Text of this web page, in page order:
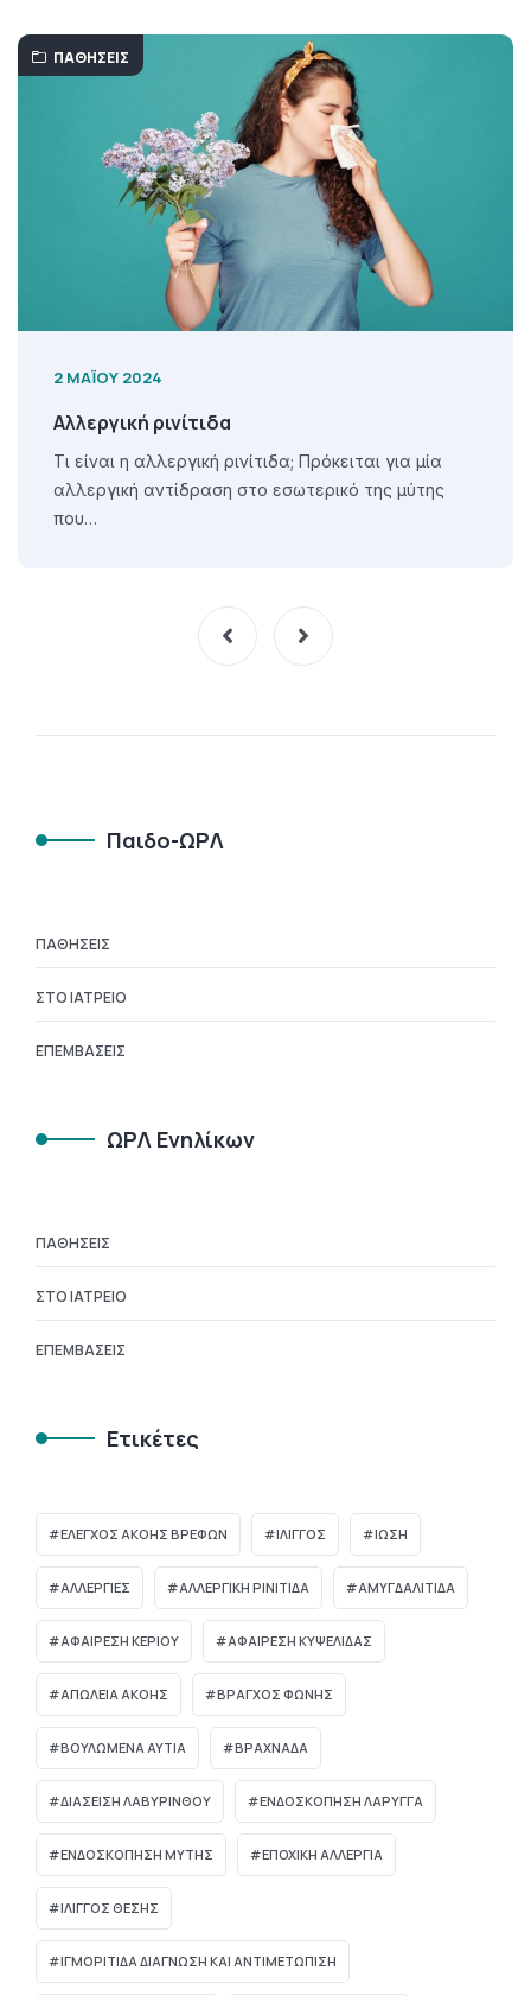
ΠΑΘΉΣΕΙΣ
2 ΜΑΪ́ΟΥ 2024
Αλλεργική ρινίτιδα
Τι είναι η αλλεργική ρινίτιδα; Πρόκειται για μία
αλλεργική αντίδραση στο εσωτερικό της μύτης
που…
Παιδο-ΩΡΛ
ΠΑΘΉΣΕΙΣ
ΣΤΟ ΙΑΤΡΕΊΟ
ΕΠΕΜΒΆΣΕΙΣ
ΩΡΛ Ενηλίκων
ΠΑΘΉΣΕΙΣ
ΣΤΟ ΙΑΤΡΕΊΟ
ΕΠΕΜΒΆΣΕΙΣ
Ετικέτες
ΈΛΕΓΧΟΣ ΑΚΟΉΣ ΒΡΕΦΏΝ ΊΛΙΓΓΟΣ ΊΩΣΗ
ΑΛΛΕΡΓΙΕΣ ΑΛΛΕΡΓΙΚΗ ΡΙΝΙΤΙΔΑ ΑΜΥΓΔΑΛΙΤΙΔΑ
ΑΦΑΙΡΕΣΗ ΚΕΡΙΟΥ ΑΦΑΙΡΕΣΗ ΚΥΨΕΛΙΔΑΣ
ΑΠΏΛΕΙΑ ΑΚΟΉΣ ΒΡΑΓΧΟΣ ΦΩΝΗΣ
ΒΟΥΛΩΜΈΝΑ ΑΥΤΙΆ ΒΡΑΧΝΆΔΑ
ΔΙΆΣΕΙΣΗ ΛΑΒΥΡΊΝΘΟΥ ΕΝΔΟΣΚΟΠΗΣΗ ΛΑΡΥΓΓΑ
ΕΝΔΟΣΚΟΠΗΣΗ ΜΥΤΗΣ ΕΠΟΧΙΚΗ ΑΛΛΕΡΓΙΑ
ΙΛΙΓΓΟΣ ΘΕΣΗΣ
ΙΓΜΟΡΊΤΙΔΑ ΔΙΆΓΝΩΣΗ ΚΑΙ ΑΝΤΙΜΕΤΏΠΙΣΗ